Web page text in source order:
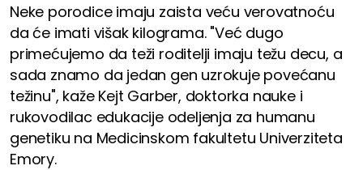
Neke porodice imaju zaista veću verovatnoću
da će imati višak kilograma. "Već dugo
primećujemo da teži roditelji imaju težu decu, a
sada znamo da jedan gen uzrokuje povećanu
težinu", kaže Kejt Garber, doktorka nauke i
rukovodilac edukacije odeljenja za humanu
genetiku na Medicinskom fakultetu Univerziteta
Emory.